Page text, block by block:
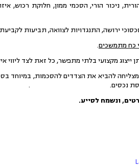
ניכור הורי, הסכמי ממון, חלוקת רכוש,
ירושה, התנגדויות לצוואה, תביעות לקביעת
כח מתמשכים.
מקצועי בלתי מתפשר, כל זאת לצד ליווי
להביא את הצדדים להסכמות, במיוחד
כמנהלת עיזבונות
ונשמח לסייע.